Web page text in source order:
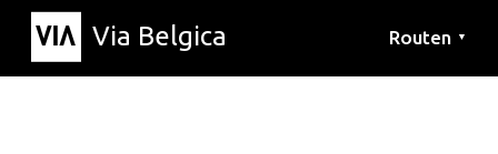
Via Belgica Routen ▼